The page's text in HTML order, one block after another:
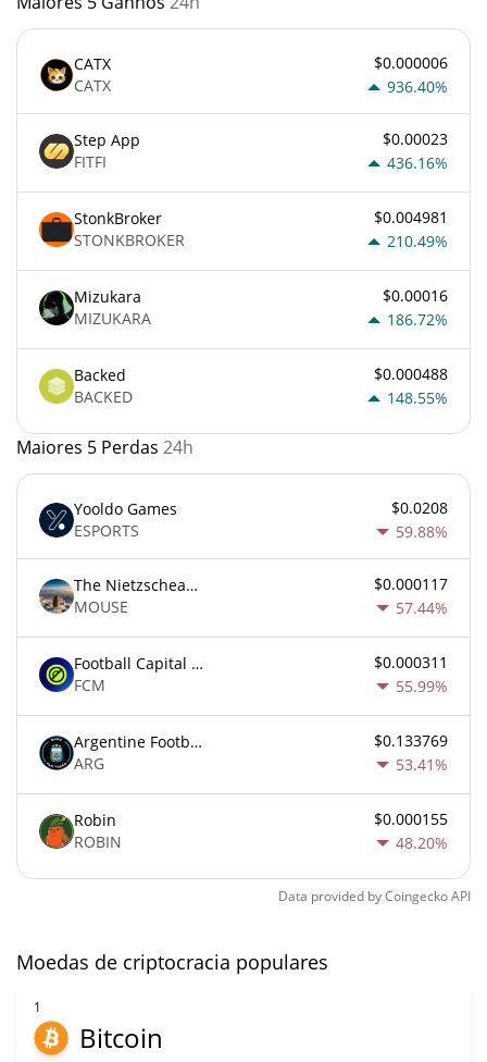
CATX
CATX
$0.000006
936.40%
Step App
FITFI
$0.00023
436.16%
StonkBroker
STONKBROKER
$0.004981
210.49%
Mizukara
MIZUKARA
$0.00016
186.72%
Backed
BACKED
$0.000488
148.55%
Maiores 5 Perdas 24h
Yooldo Games
ESPORTS
$0.0208
59.88%
The Nietzschean Mouse
MOUSE
$0.000117
57.44%
Football Capital Markets
FCM
$0.000311
55.99%
Argentine Football Association Fan Token
ARG
$0.133769
53.41%
Robin
ROBIN
$0.000155
48.20%
Data provided byCoingeckoAPI
Moedas de criptocracia populares
1
Bitcoin